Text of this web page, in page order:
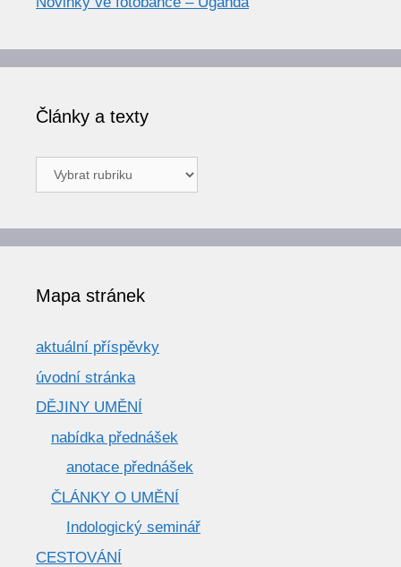
Články a texty
Články
a
Mapa stránek
aktuální příspěvky
úvodní stránka
DĚJINY UMĚNÍ
nabídka přednášek
anotace přednášek
ČLÁNKY O UMĚNÍ
Indologický seminář
CESTOVÁNÍ